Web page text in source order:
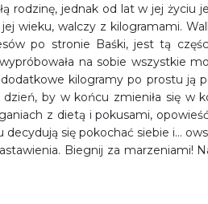
rodzinę, jednak od lat w jej życiu
wieku, walczy z kilogramami.
po stronie Baśki, jest tą
na sobie wszystkie
kilogramy po prostu ją
by w końcu zmieniła się w
z dietą i pokusami,
się pokochać siebie i…
Biegnij za marzeniami!